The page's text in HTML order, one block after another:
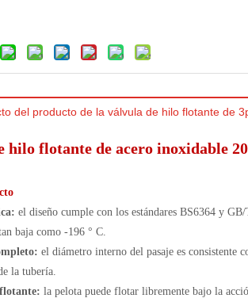
del producto de la válvula de hilo flotante de
hilo flotante de acero inoxidable
el diseño cumple con los estándares BS6364 y
baja como -196 ° C.
el diámetro interno del pasaje es consistente
la tubería.
la pelota puede flotar libremente bajo la